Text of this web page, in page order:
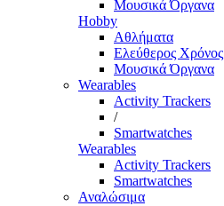
Μουσικά Όργανα
Hobby
Αθλήματα
Ελεύθερος Χρόνος
Μουσικά Όργανα
Wearables
Activity Trackers
/
Smartwatches
Wearables
Activity Trackers
Smartwatches
Αναλώσιμα